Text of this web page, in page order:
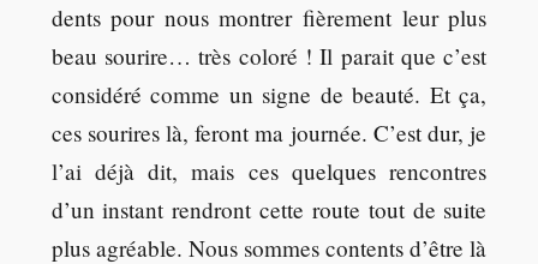
dents pour nous montrer fièrement leur plus
beau sourire… très coloré ! Il parait que c’est
considéré comme un signe de beauté. Et ça,
ces sourires là, feront ma journée. C’est dur, je
l’ai déjà dit, mais ces quelques rencontres
d’un instant rendront cette route tout de suite
plus agréable. Nous sommes contents d’être là